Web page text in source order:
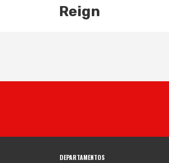
Reign
DEPARTAMENTOS